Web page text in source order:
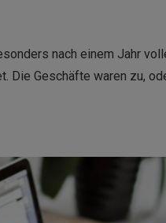
nach einem Jahr
Die Geschäfte waren zu,